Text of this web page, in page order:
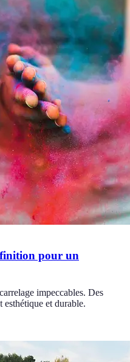
finition pour un
impeccables. Des
esthétique et durable.